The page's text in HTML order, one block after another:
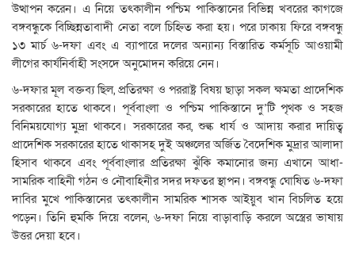
উত্থাপন করেন। এ নিয়ে তৎকালীন পশ্চিম পাকিস্তানের বিভিন্ন খবরের কাগজে
বঙ্গবন্ধুকে বিচ্ছিন্নতাবাদী নেতা বলে চিহ্নিত করা হয়। পরে ঢাকায় ফিরে বঙ্গবন্ধু
১৩ মার্চ ৬-দফা এবং এ ব্যাপারে দলের অন্যান্য বিস্তারিত কর্মসূচি আওয়ামী
লীগের কার্যনির্বাহী সংসদে অনুমোদন করিয়ে নেন।
৬-দফার মূল বক্তব্য ছিল, প্রতিরক্ষা ও পররাষ্ট্র বিষয় ছাড়া সকল ক্ষমতা প্রাদেশিক
সরকারের হাতে থাকবে। পূর্ববাংলা ও পশ্চিম পাকিস্তানে দু’টি পৃথক ও সহজ
বিনিময়যোগ্য মুদ্রা থাকবে। সরকারের কর, শুল্ক ধার্য ও আদায় করার দায়িত্ব
প্রাদেশিক সরকারের হাতে থাকাসহ দুই অঞ্চলের অর্জিত বৈদেশিক মুদ্রার আলাদা
হিসাব থাকবে এবং পূর্ববাংলার প্রতিরক্ষা ঝুঁকি কমানোর জন্য এখানে আধা-
সামরিক বাহিনী গঠন ও নৌবাহিনীর সদর দফতর স্থাপন। বঙ্গবন্ধু ঘোষিত ৬-দফা
দাবির মুখে পাকিস্তানের তৎকালীন সামরিক শাসক আইয়ুব খান বিচলিত হয়ে
পড়েন। তিনি হুমকি দিয়ে বলেন, ৬-দফা নিয়ে বাড়াবাড়ি করলে অস্ত্রের ভাষায়
উত্তর দেয়া হবে।